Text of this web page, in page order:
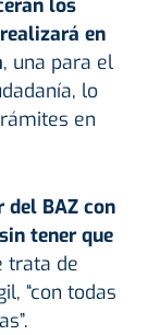
en
, una para el
lo
en
del BAZ con
tener que
trata de
“con todas